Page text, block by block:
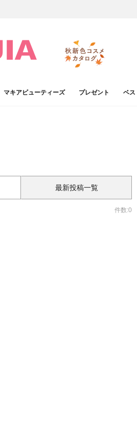
マキアビューティーズ プレゼント ベス
最新投稿一覧
件数:0